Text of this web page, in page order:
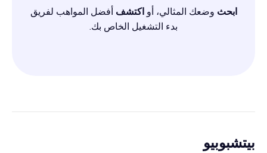
ابحث وضعك المثالي، أواكتشف أفضل المواهب لفريق
بدء التشغيل الخاص بك.
بيتشبوبيو